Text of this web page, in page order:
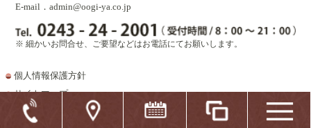
E-mail．admin@oogi-ya.co.jp
※ 細かいお問合せ、ご要望などはお電話にてお願いします。
個人情報保護方針
サイトマップ